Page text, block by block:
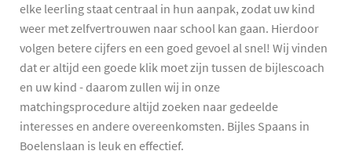
elke leerling staat centraal in hun aanpak, zodat uw kind
weer met zelfvertrouwen naar school kan gaan. Hierdoor
volgen betere cijfers en een goed gevoel al snel! Wij vinden
dat er altijd een goede klik moet zijn tussen de bijlescoach
en uw kind - daarom zullen wij in onze
matchingsprocedure altijd zoeken naar gedeelde
interesses en andere overeenkomsten. Bijles Spaans in
Boelenslaan is leuk en effectief.